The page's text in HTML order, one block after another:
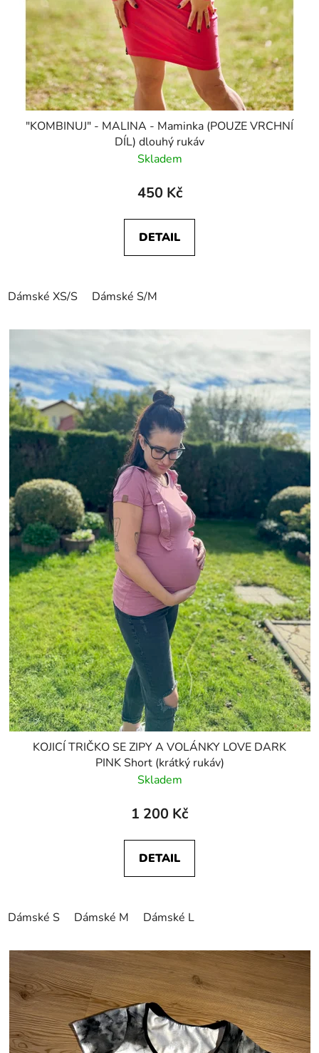
"KOMBINUJ" - MALINA - Maminka (POUZE VRCHNÍ
DÍL) dlouhý rukáv
Skladem
450 Kč
DETAIL
Dámské XS/S Dámské S/M
KOJICÍ TRIČKO SE ZIPY A VOLÁNKY LOVE DARK
PINK Short (krátký rukáv)
Skladem
1 200 Kč
DETAIL
Dámské S Dámské M Dámské L